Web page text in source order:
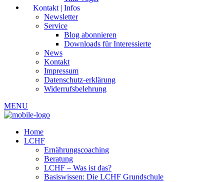
Kontakt | Infos
Newsletter
Service
Blog abonnieren
Downloads für Interessierte
News
Kontakt
Impressum
Datenschutz-erklärung
Widerrufsbelehrung
MENU
Home
LCHF
Ernährungscoaching
Beratung
LCHF – Was ist das?
Basiswissen: Die LCHF Grundschule